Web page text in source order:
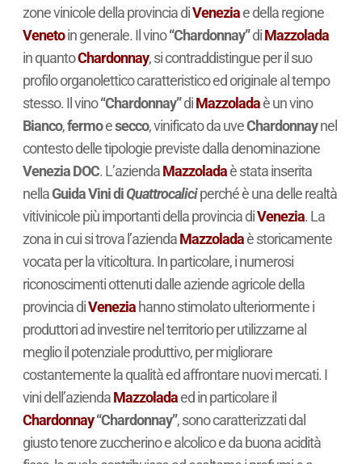
zone vinicole della provincia diVeneziae della regione
Venetoin generale. Il vino“Chardonnay”diMazzolada
in quantoChardonnay, si contraddistingue per il suo
profilo organolettico caratteristico ed originale al tempo
stesso. Il vino“Chardonnay”diMazzoladaè un vino
Bianco,fermoesecco, vinificato da uveChardonnaynel
contesto delle tipologie previste dalla denominazione
Venezia DOC. L’aziendaMazzoladaè stata inserita
nellaGuida Vini diQuattrocaliciperché è una delle realtà
vitivinicole più importanti della provincia diVenezia. La
zona in cui si trova l’aziendaMazzoladaè storicamente
vocata per la viticoltura. In particolare, i numerosi
riconoscimenti ottenuti dalle aziende agricole della
provincia diVeneziahanno stimolato ulteriormente i
produttori ad investire nel territorio per utilizzarne al
meglio il potenziale produttivo, per migliorare
costantemente la qualità ed affrontare nuovi mercati. I
vini dell’aziendaMazzoladaed in particolare il
Chardonnay“Chardonnay”, sono caratterizzati dal
giusto tenore zuccherino e alcolico e da buona acidità